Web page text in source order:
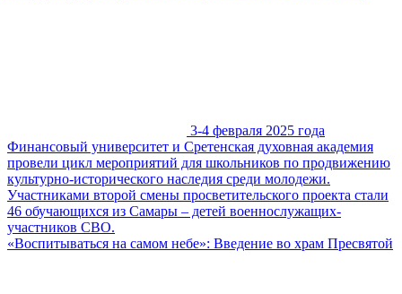
3-4 февраля 2025 года
Финансовый университет и Сретенская духовная академия
провели цикл мероприятий для школьников по продвижению
культурно-исторического наследия среди молодежи.
Участниками второй смены просветительского проекта стали
46 обучающихся из Самары – детей военнослужащих-
участников СВО.
«Воспитываться на самом небе»: Введение во храм Пресвятой